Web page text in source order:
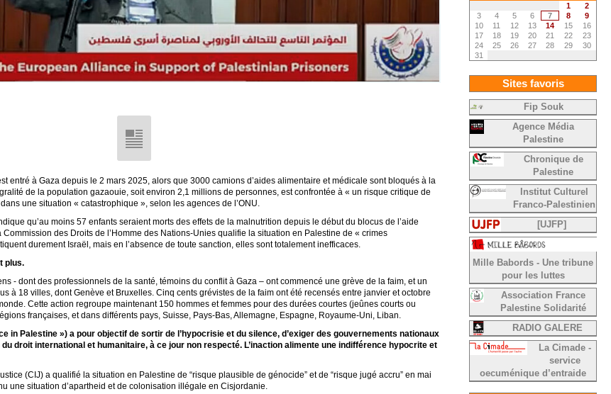
entré à Gaza depuis le 2 mars 2025, alors que 3000 camions d’aides alimentaire et médicale sont bloqués à la
de la population gazaouie, soit environ 2,1 millions de personnes, est confrontée à « un risque critique de
une situation « catastrophique », selon les agences de l’ONU.
qu’au moins 57 enfants seraient morts des effets de la malnutrition depuis le début du blocus de l’aide
des Droits de l’Homme des Nations-Unies qualifie la situation en Palestine de « crimes
durement Israël, mais en l’absence de toute sanction, elles sont totalement inefficaces.
plus.
- dont des professionnels de la santé, témoins du conflit à Gaza – ont commencé une grève de la faim, et un
à 18 villes, dont Genève et Bruxelles. Cinq cents grévistes de la faim ont été recensés entre janvier et octobre
Cette action regroupe maintenant 150 hommes et femmes pour des durées courtes (jeûnes courts ou
françaises, et dans différents pays, Suisse, Pays-Bas, Allemagne, Espagne, Royaume-Uni, Liban.
in Palestine ») a pour objectif de sortir de l’hypocrisie et du silence, d’exiger des gouvernements nationaux
droit international et humanitaire, à ce jour non respecté. L’inaction alimente une indifférence hypocrite et
(CIJ) a qualifié la situation en Palestine de “risque plausible de génocide” et de “risque jugé accru” en mai
une situation d’apartheid et de colonisation illégale en Cisjordanie.
1
2
3
4 5 6 7 8
9
10
11 12 13 14 15
16
17
18 19 20 21 22
23
24
25 26 27 28 29
30
31
Sites favoris
Fip Souk
Agence Média
Palestine
Chronique de
Palestine
Institut Culturel
Franco-Palestinien
[UJFP]
Mille Babords - Une tribune
pour les luttes
Association France
Palestine Solidarité
RADIO GALERE
La Cimade -
service
oecuménique d’entraide